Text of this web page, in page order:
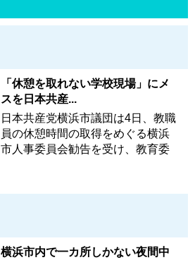
「休憩を取れない学校現場」にメ
スを日本共産...
日本共産党横浜市議団は4日、教職
員の休憩時間の取得をめぐる横浜
市人事委員会勧告を受け、教育委
横浜市内で一カ所しかない夜間中